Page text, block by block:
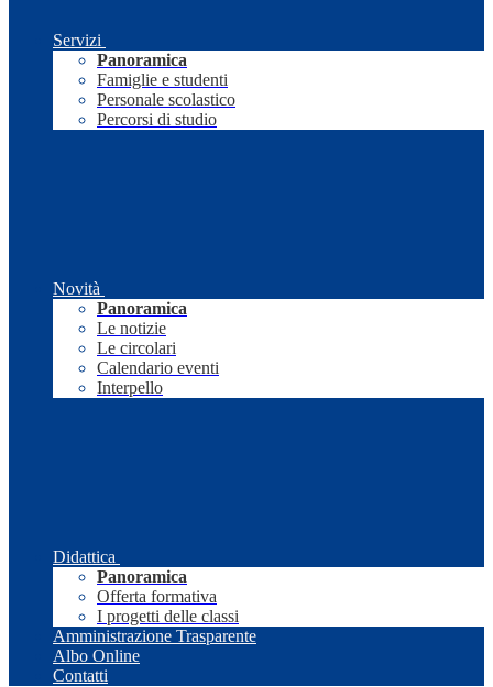
Servizi
Panoramica
Famiglie e studenti
Personale scolastico
Percorsi di studio
Novità
Panoramica
Le notizie
Le circolari
Calendario eventi
Interpello
Didattica
Panoramica
Offerta formativa
I progetti delle classi
Amministrazione Trasparente
Albo Online
Contatti